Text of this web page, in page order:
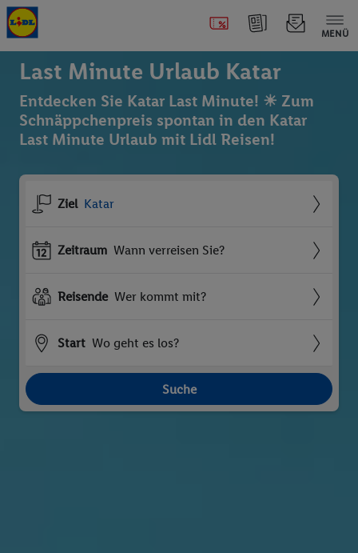
MENÜ
Last Minute Urlaub Katar
Entdecken Sie Katar Last Minute! ☀ Zum
Schnäppchenpreis spontan in den Katar
Last Minute Urlaub mit Lidl Reisen!
Ziel Katar
Zeitraum Wann verreisen Sie?
Reisende Wer kommt mit?
Start Wo geht es los?
Suche